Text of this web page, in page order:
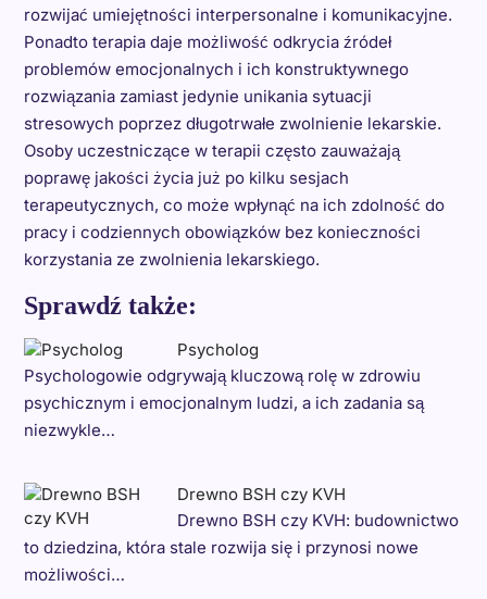
rozwijać umiejętności interpersonalne i komunikacyjne.
Ponadto terapia daje możliwość odkrycia źródeł
problemów emocjonalnych i ich konstruktywnego
rozwiązania zamiast jedynie unikania sytuacji
stresowych poprzez długotrwałe zwolnienie lekarskie.
Osoby uczestniczące w terapii często zauważają
poprawę jakości życia już po kilku sesjach
terapeutycznych, co może wpłynąć na ich zdolność do
pracy i codziennych obowiązków bez konieczności
korzystania ze zwolnienia lekarskiego.
Sprawdź także:
Psycholog
Psychologowie odgrywają kluczową rolę w zdrowiu
psychicznym i emocjonalnym ludzi, a ich zadania są
niezwykle…
Drewno BSH czy KVH
Drewno BSH czy KVH: budownictwo
to dziedzina, która stale rozwija się i przynosi nowe
możliwości…